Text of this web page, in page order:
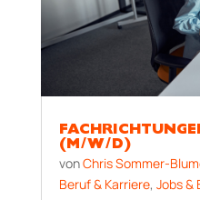
(M/W/D)
vonChris Sommer-
Beruf & Karriere, Jobs &